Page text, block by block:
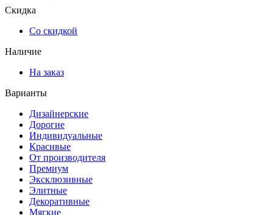
Скидка
Со скидкой
Наличие
На заказ
Варианты
Дизайнерские
Дорогие
Индивидуальные
Красивые
От производителя
Премиум
Эксклюзивные
Элитные
Декоративные
Мягкие